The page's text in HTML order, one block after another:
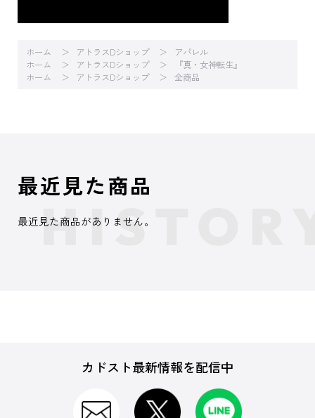
ホーム アトラスDショップ
アパレル
ホーム
アトラスDショップ
『真・女神転生』
ホーム
アトラスDショップ 全商品
最近見た商品
最近見た商品がありません。
カドスト最新情報を配信中